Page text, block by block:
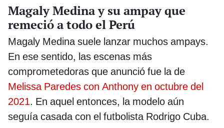
Magaly Medina y su ampay que
remeció a todo el Perú
Magaly Medina suele lanzar muchos ampays.
En ese sentido, las escenas más
comprometedoras que anunció fue la de
Melissa Paredes con Anthony en octubre del
2021. En aquel entonces, la modelo aún
seguía casada con el futbolista Rodrigo Cuba.